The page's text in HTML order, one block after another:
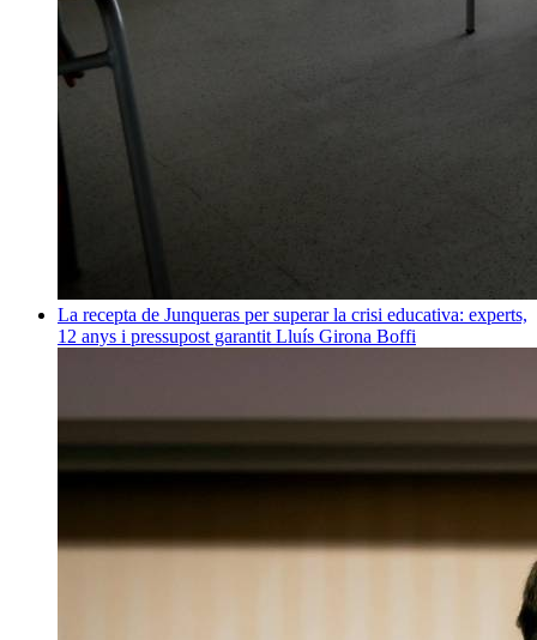
La recepta de Junqueras per superar la crisi educativa: experts,
12 anys i pressupost garantit Lluís Girona Boffi